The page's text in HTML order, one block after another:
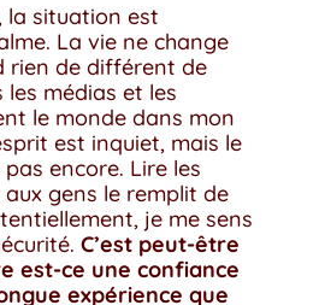
la situation est
La vie ne change
rien de différent de
les médias et les
le monde dans mon
est inquiet, mais le
encore. Lire les
gens le remplit de
je me sens
C’est peut-être
est-ce une confiance
expérience que